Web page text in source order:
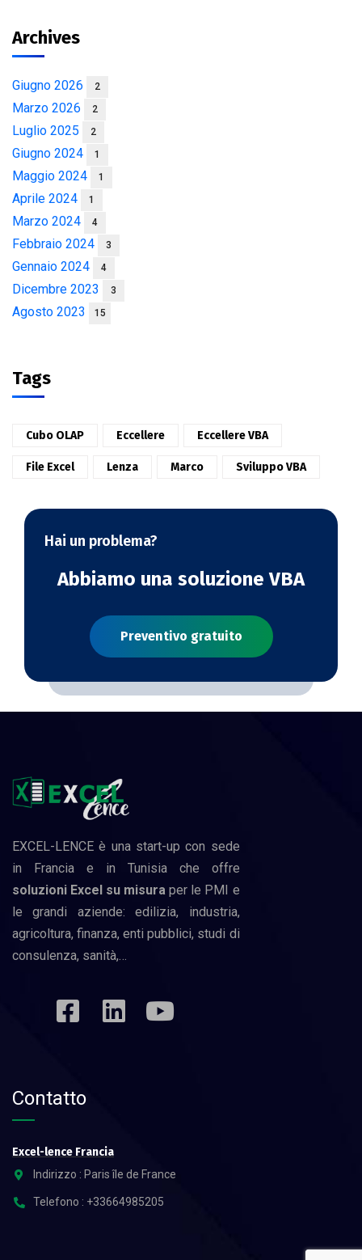
Archives
Giugno 2026 2
Marzo 2026 2
Luglio 2025 2
Giugno 2024 1
Maggio 2024 1
Aprile 2024 1
Marzo 2024 4
Febbraio 2024 3
Gennaio 2024 4
Dicembre 2023 3
Agosto 2023 15
Tags
Cubo OLAP Eccellere Eccellere VBA
File Excel Lenza Marco Sviluppo VBA
Hai un problema?
Abbiamo una soluzione VBA
Preventivo gratuito
EXCEL-LENCE è una start-up con sede
in Francia e in Tunisia che offre
soluzioni Excel su misura per le PMI e
le grandi aziende: edilizia, industria,
agricoltura, finanza, enti pubblici, studi di
consulenza, sanità,…
Contatto
Excel-lence Francia
Indirizzo : Paris île de France
Telefono : +33664985205